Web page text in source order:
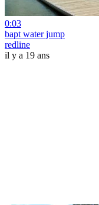
0:03
bapt water jump
redline
il y a 19 ans